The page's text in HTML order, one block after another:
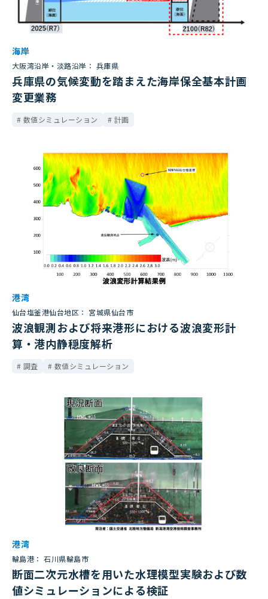
海岸
大阪湾沿岸・淡路沿岸： 兵庫県
兵庫県の気候変動を踏まえた海岸保全基本計画
変更業務
数値シミュレーション 計画
港湾
仙台塩釜港仙台地区： 宮城県仙台市
波浪観測および将来港形における波浪変形計
算・港内静穏度解析
調査 数値シミュレーション
港湾
輪島港： 石川県輪島市
断面二次元水槽を用いた水理模型実験および数
値シミュレーションによる検証